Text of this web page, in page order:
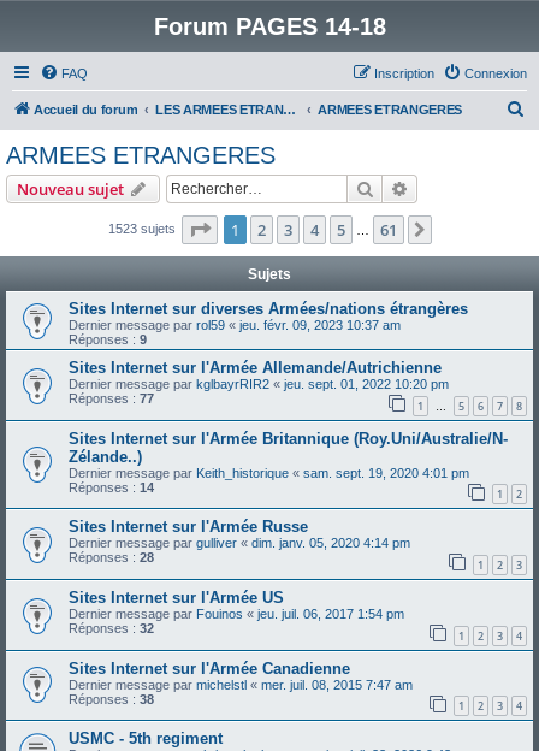
Forum PAGES 14-18
FAQ Connexion
Inscription
Accueil du forum LES ARMEES ETRANGERES DANS LA GRANDE GUERRE ARMEES ETRANGERES
ARMEES ETRANGERES
Nouveau sujet Rechercher
1523 sujets Page 1sur61
1 2 3 4 5 61
Sujets
Sites Internet sur diverses Armées/nations étrangères
Dernier message par rol59 « jeu. févr. 09, 2023 10:37 am
Réponses : 9
Sites Internet sur l'Armée Allemande/Autrichienne
Dernier message par kglbayrRIR2 « jeu. sept. 01, 2022 10:20 pm
Réponses : 77 1 … 5 6 7 8
Sites Internet sur l'Armée Britannique (Roy.Uni/Australie/N-
Zélande..)
Dernier message par Keith_historique « sam. sept. 19, 2020 4:01 pm
Réponses : 14 1 2
Sites Internet sur l'Armée Russe
Dernier message par gulliver « dim. janv. 05, 2020 4:14 pm
Réponses : 28 1 2 3
Sites Internet sur l'Armée US
Dernier message par Fouinos « jeu. juil. 06, 2017 1:54 pm
Réponses : 32 1 2 3 4
Sites Internet sur l'Armée Canadienne
Dernier message par michelstl « mer. juil. 08, 2015 7:47 am
Réponses : 38 1 2 3 4
USMC - 5th regiment